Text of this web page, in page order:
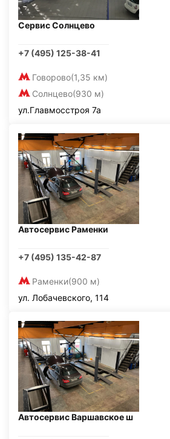
Сервис Солнцево
+7 (495) 125-38-41
Говорово(1,35 км)
Солнцево(930 м)
ул.Главмосстроя 7а
Автосервис Раменки
+7 (495) 135-42-87
Раменки(900 м)
ул. Лобачевского, 114
Автосервис Варшавское ш